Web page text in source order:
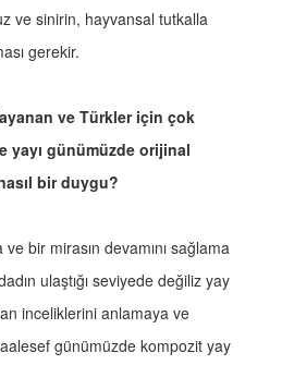
ve sinirin, hayvansal tutkalla
gerekir.
ve Türkler için çok
yayı günümüzde orijinal
bir duygu?
bir mirasın devamını sağlama
ulaştığı seviyede değiliz yay
inceliklerini anlamaya ve
günümüzde kompozit yay